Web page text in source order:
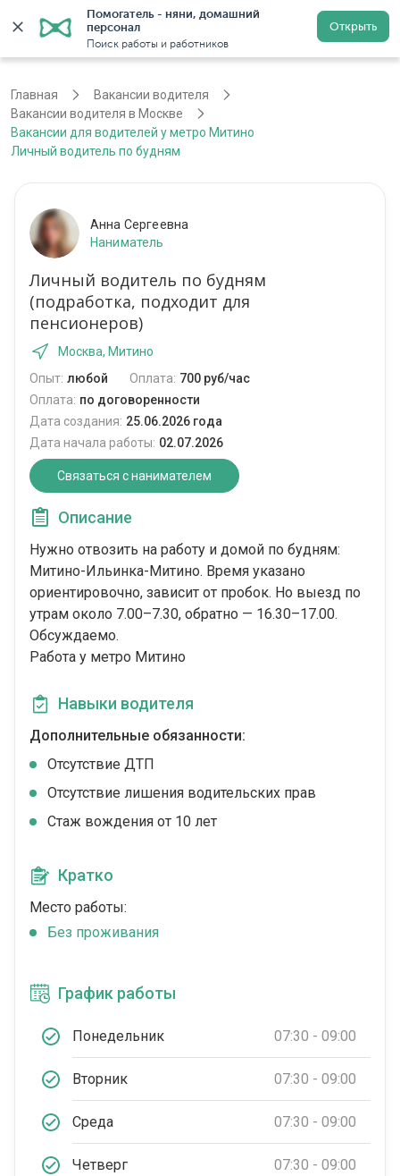
Помогатель - няни, домашний
персонал
Поиск работы и работников
Открыть
Регистрация
Главная
Вакансии водителя
Вакансии водителя в Москве
Вакансии для водителей у метро Митино
Личный водитель по будням
Анна Сергеевна
Наниматель
Личный водитель по будням
(подработка, подходит для
пенсионеров)
Москва, Митино
Опыт: любой Оплата: 700 руб/час
Оплата: по договоренности
Дата создания: 25.06.2026 года
Дата начала работы: 02.07.2026
Связаться с нанимателем
Описание
Нужно отвозить на работу и домой по будням:
Митино-Ильинка-Митино. Время указано
ориентировочно, зависит от пробок. Но выезд по
утрам около 7.00–7.30, обратно — 16.30–17.00.
Обсуждаемо.
Работа у метро Митино
Навыки водителя
Дополнительные обязанности:
Отсутствие ДТП
Отсутствие лишения водительских прав
Стаж вождения от 10 лет
Кратко
Место работы:
Без проживания
График работы
Понедельник 07:30 - 09:00
Вторник 07:30 - 09:00
Среда 07:30 - 09:00
Четверг 07:30 - 09:00